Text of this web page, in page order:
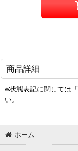
商品詳細
※状態表記に関しては「
い。
ホーム